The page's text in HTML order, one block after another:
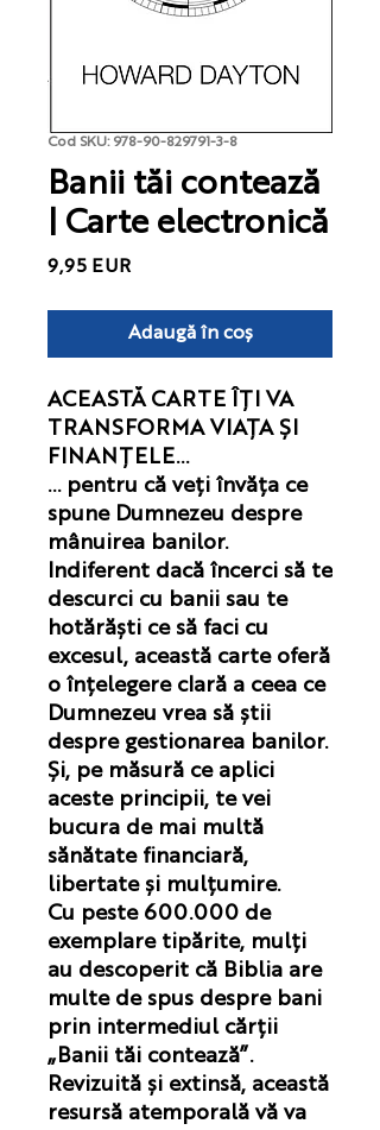
Cod SKU: 978-90-829791-3-8
Banii tăi contează
| Carte electronică
9,95 EURPreț
Adaugă în coș
ACEASTĂ CARTE ÎȚI VA
TRANSFORMA VIAȚA ȘI
FINANȚELE...
... pentru că veți învăța ce
spune Dumnezeu despre
mânuirea banilor.
Indiferent dacă încerci să te
descurci cu banii sau te
hotărăști ce să faci cu
excesul, această carte oferă
o înțelegere clară a ceea ce
Dumnezeu vrea să știi
despre gestionarea banilor.
Și, pe măsură ce aplici
aceste principii, te vei
bucura de mai multă
sănătate financiară,
libertate și mulțumire.
Cu peste 600.000 de
exemplare tipărite, mulți
au descoperit că Biblia are
multe de spus despre bani
prin intermediul cărții
„Banii tăi contează”.
Revizuită și extinsă, această
resursă atemporală vă va